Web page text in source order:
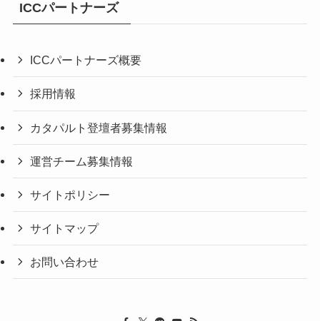
ICCパートナーズ
ICCパートナーズ概要
採用情報
カタパルト登壇者募集情報
運営チーム募集情報
サイトポリシー
サイトマップ
お問い合わせ